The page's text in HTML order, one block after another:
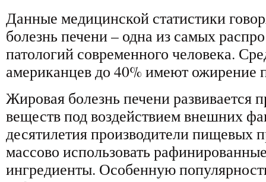
Данные медицинской статистики
болезнь печени – одна из самых
патологий современного человека.
американцев до 40% имеют ожирение
Жировая болезнь печени развивается
веществ под воздействием внешних
десятилетия производители пищевых
массово использовать
ингредиенты. Особенную